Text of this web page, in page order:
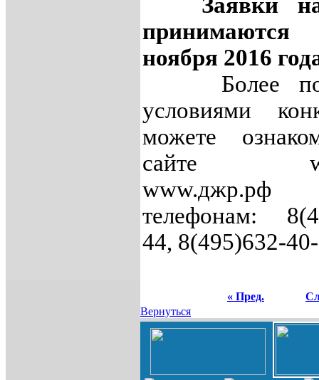
ноября 2016
Более
условиями
можете
сайте
телефонам:
44, 8(495)632-
« Пред.
Вернуться